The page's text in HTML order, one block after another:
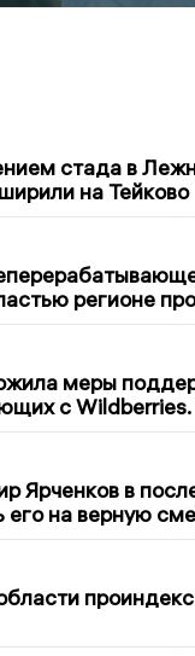
стада в
на Тейково
регионе
меры
с
Ярченков в
его на верную